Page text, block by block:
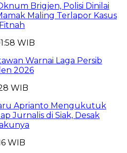
Brigjen, Polisi Dinilai
Maling Terlapor Kasus
WIB
Warnai Laga Persib
2026
WIB
Aprianto Mengukutuk
Jurnalis di Siak, Desak
WIB